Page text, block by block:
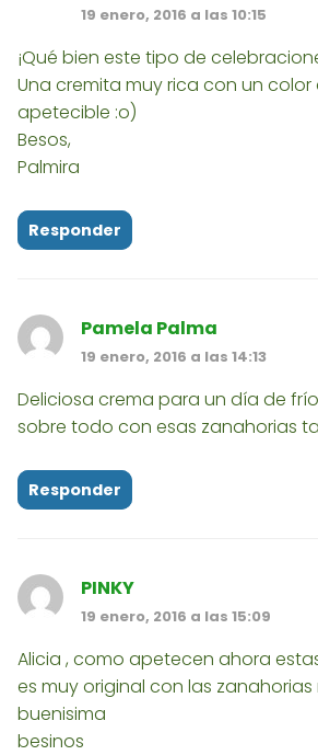
19 enero, 2016 a las 10:15
¡Qué bien este tipo de
Una cremita muy rica con un color
apetecible :o)
Besos,
Palmira
Responder
Pamela Palma
19 enero, 2016 a las 14:13
Deliciosa crema para un día de
sobre todo con esas zanahorias
Responder
PINKY
19 enero, 2016 a las 15:09
Alicia , como apetecen ahora
es muy original con las zanahorias
buenisima
besinos